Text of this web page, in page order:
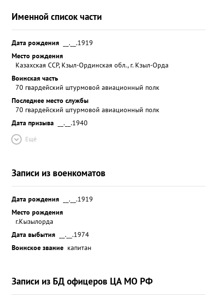
Именной список части
Дата рождения
__.__.1919
Место рождения
Казахская ССР, Кзыл-Ординская обл., г. Кзыл-Орда
Воинская часть
70 гвардейский штурмовой авиационный полк
Последнее место службы
70 гвардейский штурмовой авиационный полк
Дата призыва
__.__.1940
Ещё
Записи из военкоматов
Дата рождения
__.__.1919
Место рождения
г.Кызылорда
Дата выбытия
__.__.1974
Воинское звание капитан
Записи из БД офицеров ЦА МО РФ